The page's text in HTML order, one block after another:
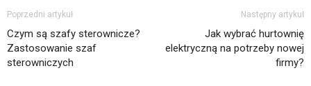
Poprzedni artykuł
Czym są szafy sterownicze?
Zastosowanie szaf
sterowniczych
Następny artykuł
Jak wybrać hurtownię
elektryczną na potrzeby nowej
firmy?